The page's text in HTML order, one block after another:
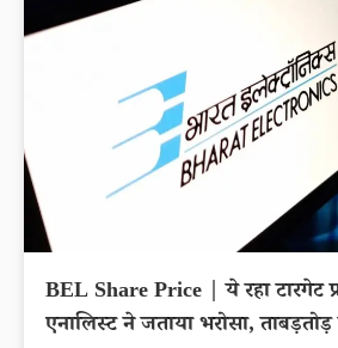
BEL Share Price | ये रहा टारगेट
एनालिस्ट ने जताया भरोसा,